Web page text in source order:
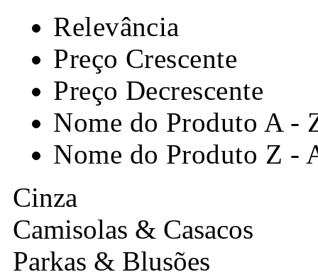
Relevância
Preço Crescente
Preço Decrescente
Nome do Produto A -
Nome do Produto Z -
Cinza
Camisolas & Casacos
Parkas & Blusões